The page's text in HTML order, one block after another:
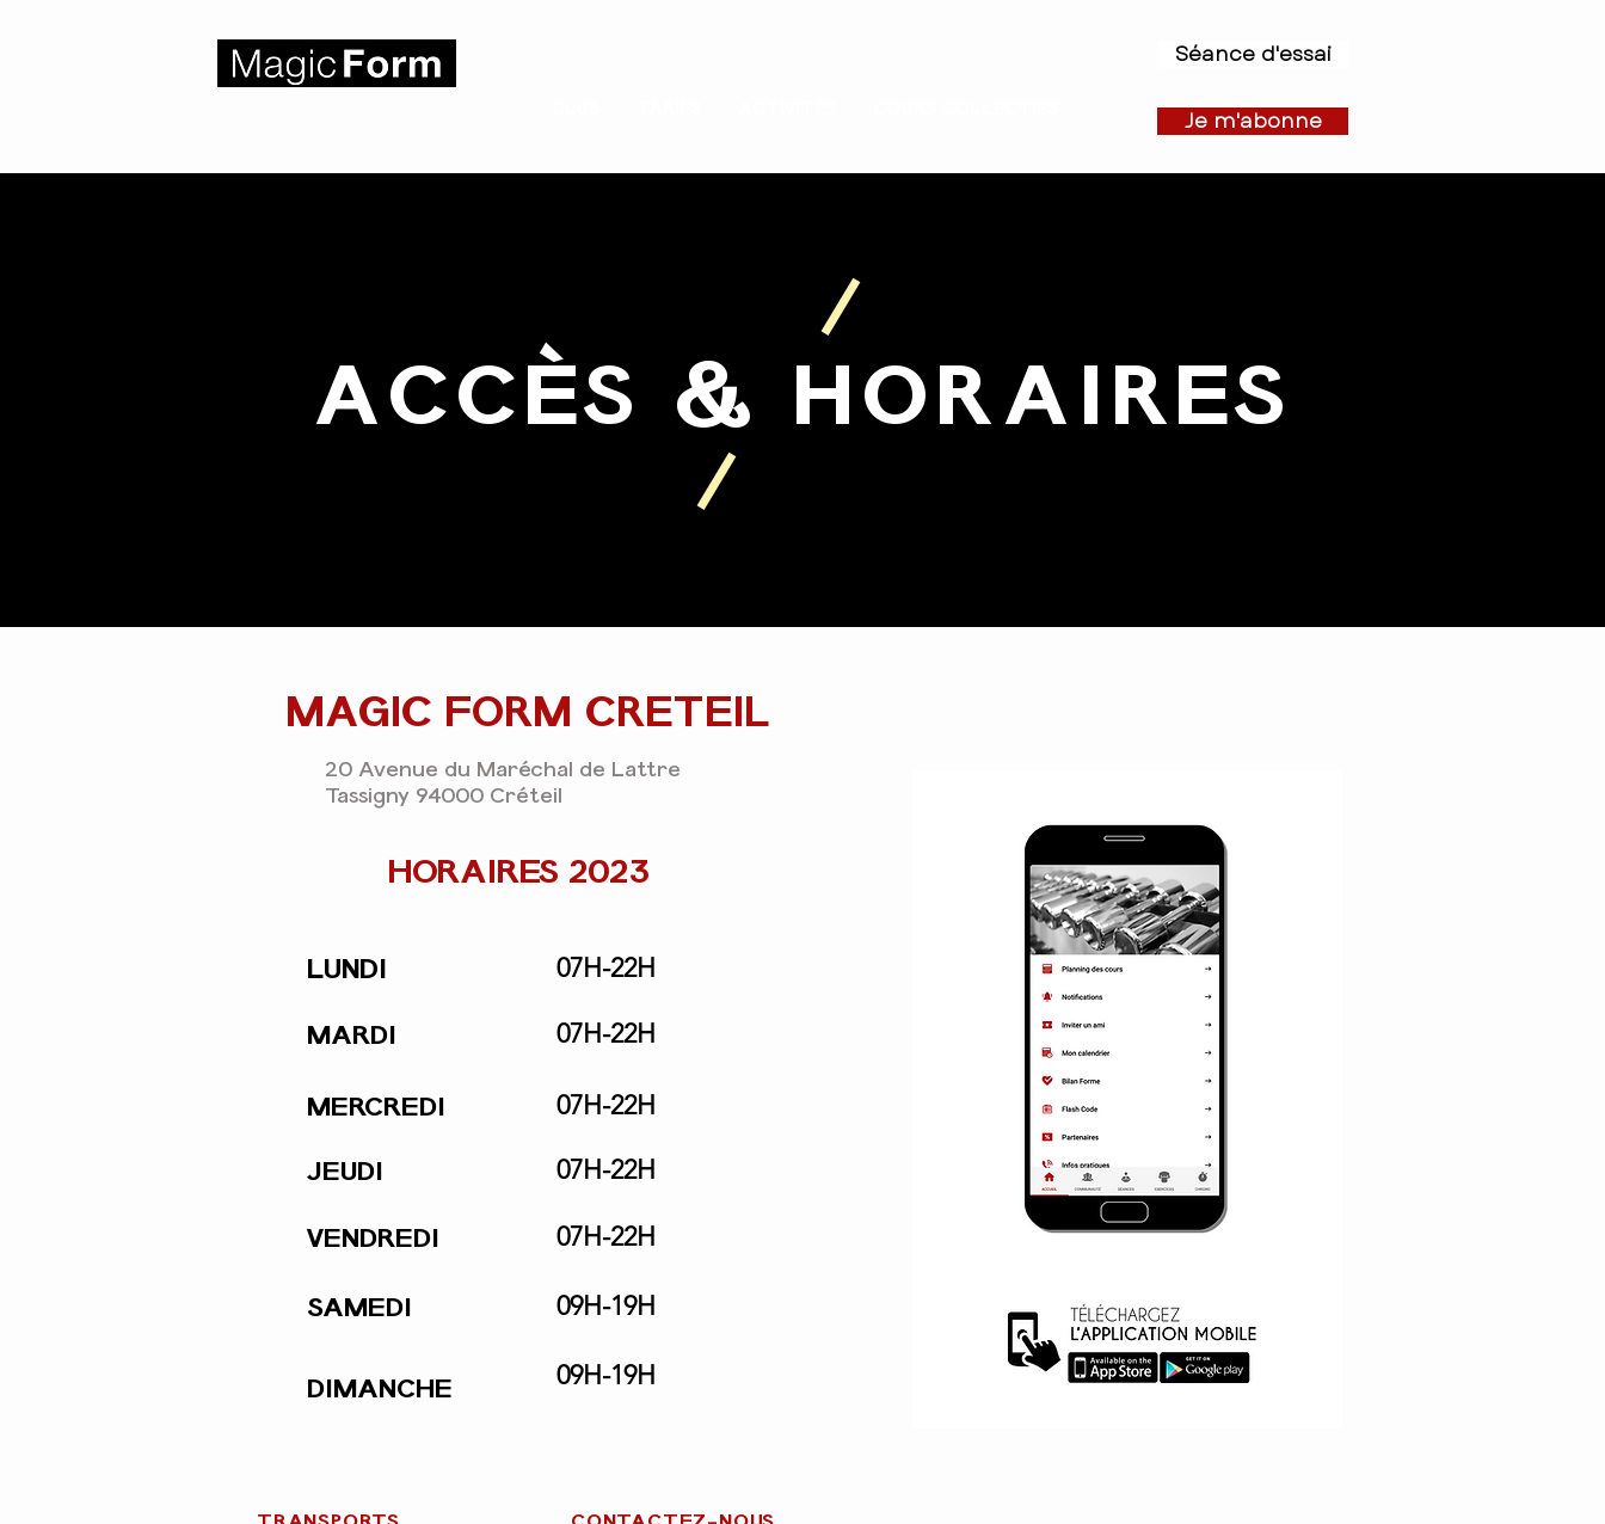
Créteil
Séance d'essai
Je m'abonne
éVéNEMENTS
ACCÈS & HORAIRES
MAGIC FORM CRETEIL
20 Avenue du Maréchal de Lattre
Tassigny 94000 Créteil
LUNDI
MARDI
MERCREDI
JEUDI
VENDREDI
SAMEDI
DIMANCHE
07H-22H
07H-22H
07H-22H
07H-22H
07H-22H
09H-19H
09H-19H
HORAIRES 2023